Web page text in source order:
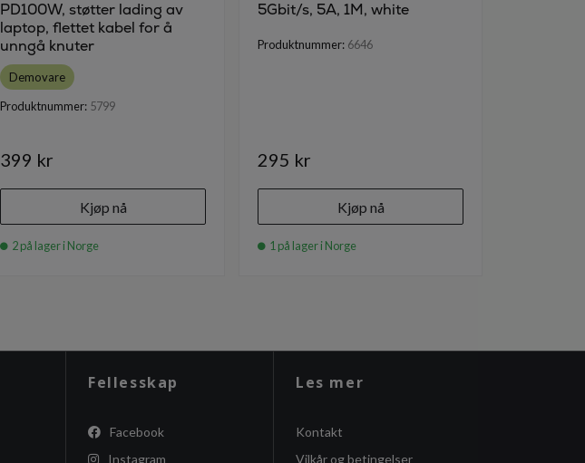
PD100W, støtter lading av
laptop, flettet kabel for å
unngå knuter
Demovare
Produktnummer: 5799
399 kr
Kjøp nå
2 på lager i Norge
5Gbit/s, 5A, 1M, white
Produktnummer: 6646
295 kr
Kjøp nå
1 på lager i Norge
Fellesskap
Facebook
Instagram
Les mer
Kontakt
Vilkår og betingelser